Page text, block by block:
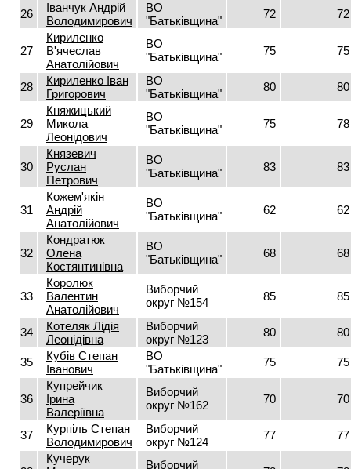
26
Іванчук Андрій
Володимирович
ВО
"Батьківщина"
72 72
27
Кириленко
В'ячеслав
Анатолійович
ВО
"Батьківщина"
75 75
28
Кириленко Іван
Григорович
ВО
"Батьківщина"
80 80
29
Княжицький
Микола
Леонідович
ВО
"Батьківщина"
75 78
30
Князевич
Руслан
Петрович
ВО
"Батьківщина"
83 83
31
Кожем'якін
Андрій
Анатолійович
ВО
"Батьківщина"
62 62
32
Кондратюк
Олена
Костянтинівна
ВО
"Батьківщина"
68 68
33
Королюк
Валентин
Анатолійович
Виборчий
округ №154
85 85
34
Котеляк Лідія
Леонідівна
Виборчий
округ №123
80 80
35
Кубів Степан
Іванович
ВО
"Батьківщина"
75 75
36
Купрейчик
Ірина
Валеріївна
Виборчий
округ №162
70 70
37
Курпіль Степан
Володимирович
Виборчий
округ №124
77 77
Кучерук
Виборчий